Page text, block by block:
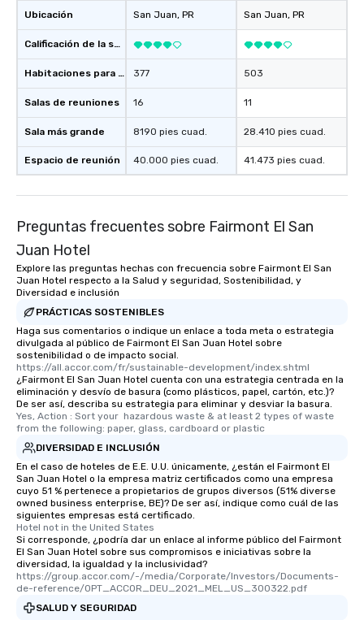
Ubicación
Calificación de la sede
Habitaciones para huéspedes
Salas de reuniones
Sala más grande
Espacio de reunión
San Juan, PR
377
16
8190 pies cuad.
40.000 pies cuad.
San Juan, PR
503
11
28.410 pies cuad.
41.473 pies cuad.
Preguntas frecuentes sobre Fairmont El San
Juan Hotel
Explore las preguntas hechas con frecuencia sobre Fairmont El San
Juan Hotel respecto a la Salud y seguridad, Sostenibilidad, y
Diversidad e inclusión
PRÁCTICAS SOSTENIBLES
Haga sus comentarios o indique un enlace a toda meta o estrategia
divulgada al público de Fairmont El San Juan Hotel sobre
sostenibilidad o de impacto social.
https://all.accor.com/fr/sustainable-development/index.shtml
¿Fairmont El San Juan Hotel cuenta con una estrategia centrada en la
eliminación y desvío de basura (como plásticos, papel, cartón, etc.)?
De ser así, describa su estrategia para eliminar y desviar la basura.
Yes, Action : Sort your  hazardous waste & at least 2 types of waste
from the following: paper, glass, cardboard or plastic
DIVERSIDAD E INCLUSIÓN
En el caso de hoteles de E.E. U.U. únicamente, ¿están el Fairmont El
San Juan Hotel o la empresa matriz certificados como una empresa
cuyo 51 % pertenece a propietarios de grupos diversos (51% diverse
owned business enterprise, BE)? De ser así, indique como cuál de las
siguientes empresas está certificado.
Hotel not in the United States
Si corresponde, ¿podría dar un enlace al informe público del Fairmont
El San Juan Hotel sobre sus compromisos e iniciativas sobre la
diversidad, la igualdad y la inclusividad?
https://group.accor.com/-/media/Corporate/Investors/Documents-
de-reference/OPT_ACCOR_DEU_2021_MEL_US_300322.pdf
SALUD Y SEGURIDAD